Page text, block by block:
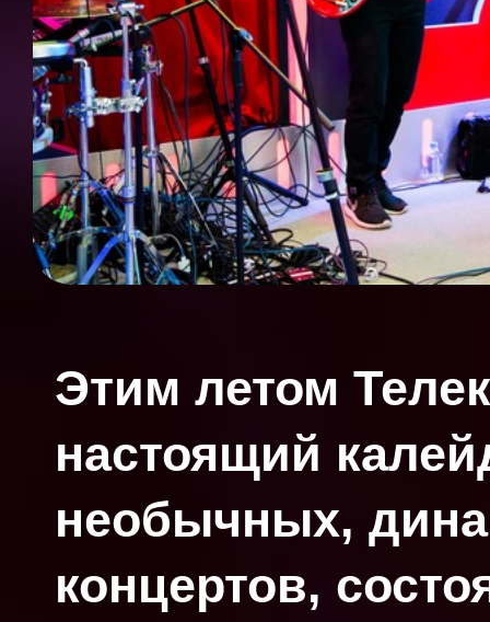
Этим летом
настоящий
необычных,
концертов,